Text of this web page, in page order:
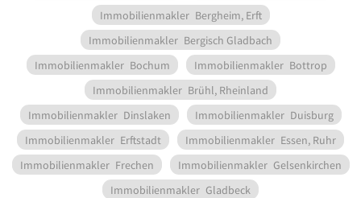
Immobilienmakler Bergheim, Erft
Immobilienmakler Bergisch Gladbach
Immobilienmakler Bochum Immobilienmakler Bottrop
Immobilienmakler Brühl, Rheinland
Immobilienmakler Dinslaken Immobilienmakler Duisburg
Immobilienmakler Erftstadt Immobilienmakler Essen, Ruhr
Immobilienmakler Frechen Immobilienmakler Gelsenkirchen
Immobilienmakler Gladbeck